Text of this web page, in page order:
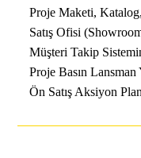
Proje Maketi,
Satış Ofisi
Müşteri Takip
Proje Basın
Ön Satış Aksiyon